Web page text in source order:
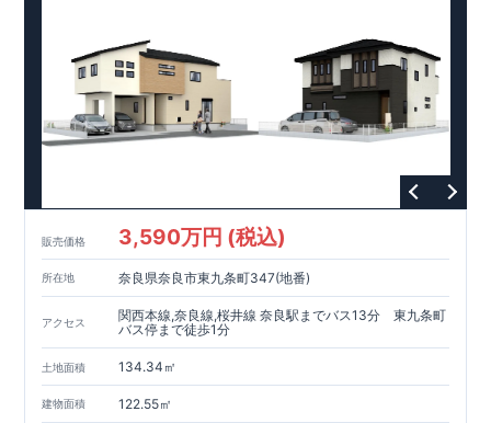
販売価格 3,590万円 (税込)
所在地 奈良県奈良市東九条町347(地番)
アクセス
関西本線,奈良線,桜井線 奈良駅までバス13分 東九条町
バス停まで徒歩1分
土地面積 134.34㎡
建物面積 122.55㎡